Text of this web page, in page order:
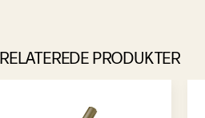
RELATEREDE PRODUKTER